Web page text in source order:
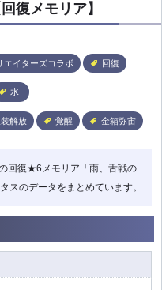
復メモリア】
エイターズコラボ 回復
水
解放 覚醒 金箱弥宙
回復★6メモリア「雨、舌戦の
スのデータをまとめています。